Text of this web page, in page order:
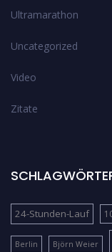
Ultramarathon
Uncategorized
Video
Zitate
24-Stunden-Lauf
Berlin Björn Weier